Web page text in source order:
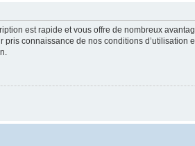
est rapide et vous offre de nombreux
pris connaissance de nos conditions